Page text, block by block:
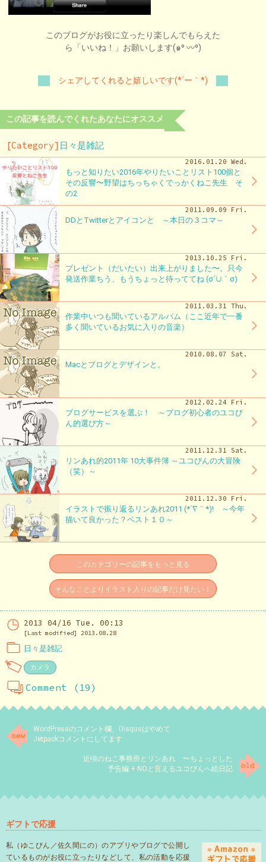
このブログがお役に立ったり楽しんでもらえた
ら「いいね！」お願いします(๑⁰ 〰⁰)
シェアしてくれると嬉しいです(*´ー｀*)
この記事を読んでくれたあなたにオススメ
[Category] 日々是雑記
2016.01.20 Wed.
もっと知りたい2016年やりたいことリスト100個と
その反響〜野望はちっちゃくでっかくねこ先生 そ
の2
2011.09.09 Fri.
DDとTwitterとアイコンと ～本日の３コマ～
2013.10.25 Fri.
プレゼント（だいたい）出来上がりました〜。只今
発送作業ちう、もうちょっと待っててね (σ´∪｀σ)
2011.03.31 Thu.
作業中いつも聞いているアルバム（ここ近年で一番
多く聞いているお気に入りの音楽）
2010.08.07 Sat.
Macとブログとデザインと。
2012.02.24 Fri.
ブログサービスを選ぶ！ ～ブログ初心者のユコび
ん的選び方～
2011.12.31 Sat.
リンあれ的2011年 10大事件簿 ～ユコびんの大冒険
（笑）～
2011.12.30 Fri.
イラストで振り返るリンあれ2011 (*´∇｀*)! ～今年
描いて良かった？ベスト１０～
このカテゴリーの記事をもっと見る
そんなことよりイラスト入りの記事だけ見たい！
2013 04/16 Tue. 00:13
[Last modified] 2013.08.28
日々是雑記
カメラ
Comment (19)
WordPressのコメント欄、Disqusはやめて
Jetpackコメントにしてます
近頃のねこ事務所とリンあれ 〜ちょっとした
予告編 + NOと言えるユコびんへ絵日記
ギフトで応援
私（ゆこびん／佐久間にの）のアプリやブログで公開し
ているものがお役に立ったりなどして、私の活動を応援